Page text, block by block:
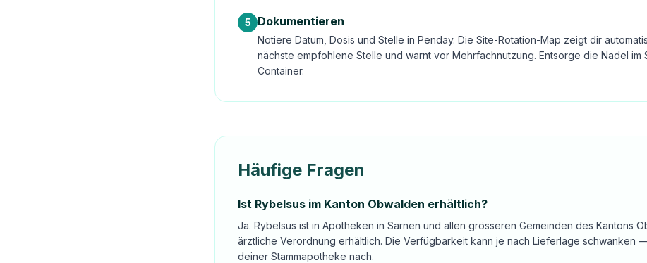
5 Dokumentieren
Notiere Datum, Dosis und Stelle in Penday. Die Site-Rotation-Map zeigt dir
nächste empfohlene Stelle und warnt vor Mehrfachnutzung. Entsorge die Nadel im
Container.
Häufige Fragen
Ist Rybelsus im Kanton Obwalden erhältlich?
Ja. Rybelsus ist in Apotheken in Sarnen und allen grösseren Gemeinden des Kantons
ärztliche Verordnung erhältlich. Die Verfügbarkeit kann je nach Lieferlage schwanken
deiner Stammapotheke nach.